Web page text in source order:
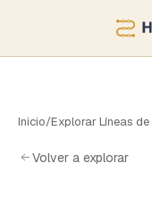
Inicio/Explorar Líneas
Volver a explorar